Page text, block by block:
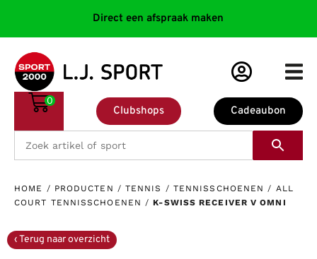
Direct een afspraak maken
Cadeaubon
Clubshops
0
HOME / PRODUCTEN / TENNIS / TENNISSCHOENEN / ALL
COURT TENNISSCHOENEN /K-SWISS RECEIVER V OMNI